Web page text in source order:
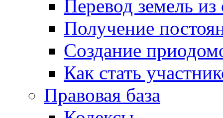
Перевод земель
Получение
Создание
Как стать
Правовая база